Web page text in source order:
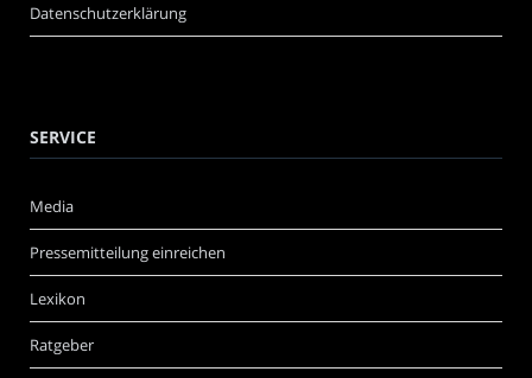
Datenschutzerklärung
SERVICE
Media
Pressemitteilung einreichen
Lexikon
Ratgeber